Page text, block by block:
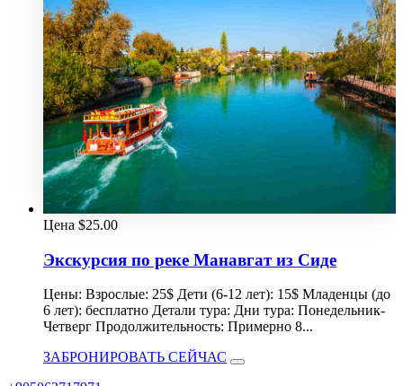
Цена $25.00
Экскурсия по реке Манавгат из Сиде
Цены: Взрослые: 25$ Дети (6-12 лет): 15$ Младенцы (до
6 лет): бесплатно Детали тура: Дни тура: Понедельник-
Четверг Продолжительность: Примерно 8...
ЗАБРОНИРОВАТЬ СЕЙЧАС